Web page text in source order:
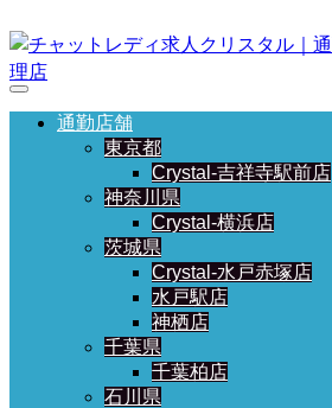
通勤店舗
東京都
Crystal-吉祥寺駅前店
神奈川県
Crystal-横浜店
茨城県
Crystal-水戸赤塚店
水戸駅店
神栖店
千葉県
千葉柏店
石川県